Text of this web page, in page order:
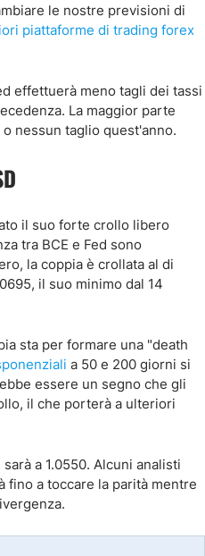
le nostre previsioni di
piattaforme di trading forex
effettuerà meno tagli dei tassi
La maggior parte
nessun taglio quest'anno.
il suo forte crollo libero
tra BCE e Fed sono
la coppia è crollata al di
il suo minimo dal 14
sta per formare una "death
a 50 e 200 giorni si
essere un segno che gli
il che porterà a ulteriori
a 1.0550. Alcuni analisti
fino a toccare la parità mentre